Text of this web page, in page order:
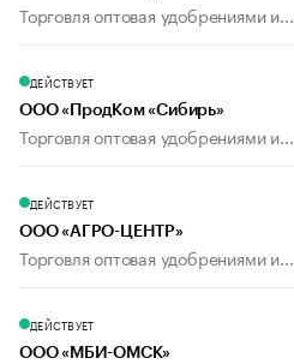
Торговля оптовая удобрениями и...
ДЕЙСТВУЕТ
ООО «ПродКом «Сибирь»
Торговля оптовая удобрениями и...
ДЕЙСТВУЕТ
ООО «АГРО-ЦЕНТР»
Торговля оптовая удобрениями и...
ДЕЙСТВУЕТ
ООО «МБИ-ОМСК»